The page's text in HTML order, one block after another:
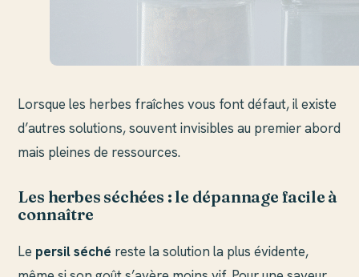
Lorsque les herbes fraîches vous font défaut, il existe
d’autres solutions, souvent invisibles au premier abord
mais pleines de ressources.
Les herbes séchées : le dépannage facile à
connaître
Le persil séché reste la solution la plus évidente,